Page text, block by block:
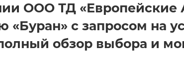
ООО ТД «Европейские
«Буран» с запросом на
обзор выбора и